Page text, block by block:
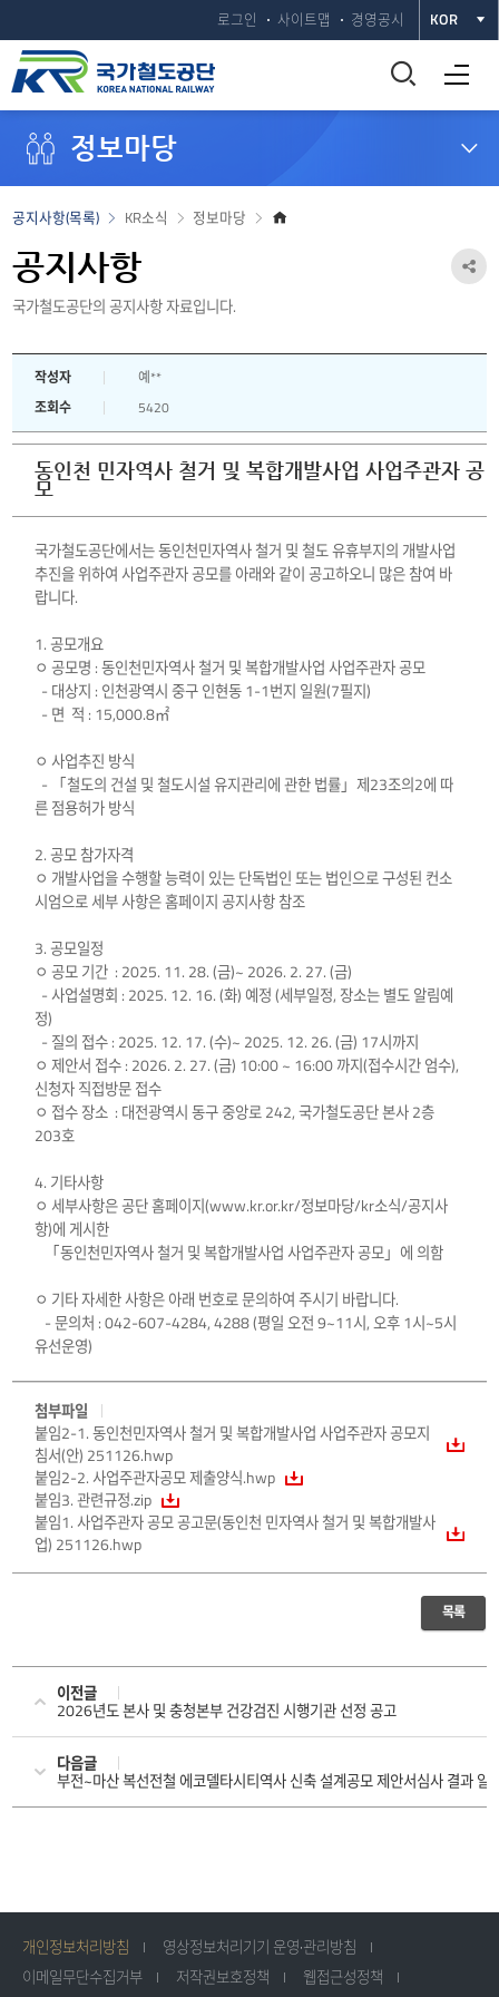
로그인 사이트맵 경영공시 KOR
통
합
기
전체메뉴 열기
정보마당
홈
정보마당
KR소식
공지사항(목록)
공지사항
국가철도공단의 공지사항 자료입니다.
공
작성자
예**
조회수
5420
동인천 민자역사 철거 및 복합개발사업 사업주관자 공
모
국가철도공단에서는 동인천민자역사 철거 및 철도 유휴부지의 개발사업
추진을 위하여 사업주관자 공모를 아래와 같이 공고하오니 많은 참여 바
랍니다.
1. 공모개요
ㅇ 공모명 : 동인천민자역사 철거 및 복합개발사업 사업주관자 공모
- 대상지 : 인천광역시 중구 인현동 1-1번지 일원(7필지)
- 면 적 : 15,000.8㎡
ㅇ 사업추진 방식
- 「철도의 건설 및 철도시설 유지관리에 관한 법률」제23조의2에 따
른 점용허가 방식
2. 공모 참가자격
ㅇ 개발사업을 수행할 능력이 있는 단독법인 또는 법인으로 구성된 컨소
시엄으로 세부 사항은 홈페이지 공지사항 참조
3. 공모일정
ㅇ 공모 기간 : 2025. 11. 28. (금)~ 2026. 2. 27. (금)
- 사업설명회 : 2025. 12. 16. (화) 예정 (세부일정, 장소는 별도 알림예
정)
- 질의 접수 : 2025. 12. 17. (수)~ 2025. 12. 26. (금) 17시까지
ㅇ 제안서 접수 : 2026. 2. 27. (금) 10:00 ~ 16:00 까지(접수시간 엄수),
신청자 직접방문 접수
ㅇ 접수 장소 : 대전광역시 동구 중앙로 242, 국가철도공단 본사 2층
203호
4. 기타사항
ㅇ 세부사항은 공단 홈페이지(www.kr.or.kr/정보마당/kr소식/공지사
항)에 게시한
「동인천민자역사 철거 및 복합개발사업 사업주관자 공모」에 의함
ㅇ 기타 자세한 사항은 아래 번호로 문의하여 주시기 바랍니다.
- 문의처 : 042-607-4284, 4288 (평일 오전 9~11시, 오후 1시~5시
유선운영)
첨부파일
붙임2-1. 동인천민자역사 철거 및 복합개발사업 사업주관자 공모지
침서(안) 251126.hwp
붙임2-2. 사업주관자공모 제출양식.hwp
붙임3. 관련규정.zip
붙임1. 사업주관자 공모 공고문(동인천 민자역사 철거 및 복합개발사
업) 251126.hwp
목록
이전글
2026년도 본사 및 충청본부 건강검진 시행기관 선정 공고
다음글
부전~마산 복선전철 에코델타시티역사 신축 설계공모 제안서심사 결과 알
개인정보처리방침
영상정보처리기기 운영·관리방침
이메일무단수집거부
저작권보호정책
웹접근성정책